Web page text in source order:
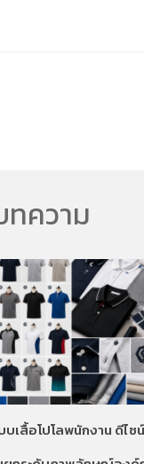
ความ
บเสื้อโปโลพนักงาน ดีไซ